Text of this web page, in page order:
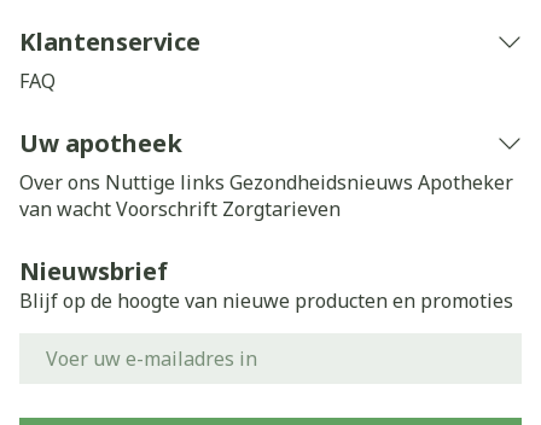
Klantenservice
FAQ
Uw apotheek
Over ons Nuttige links Gezondheidsnieuws Apotheker
van wachtVoorschrift Zorgtarieven
Nieuwsbrief
Blijf op de hoogte van nieuwe producten en promoties